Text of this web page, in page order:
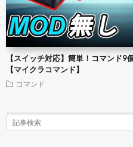
【スイッチ対応】簡単！コマンド9
【マイクラコマンド】
コマンド